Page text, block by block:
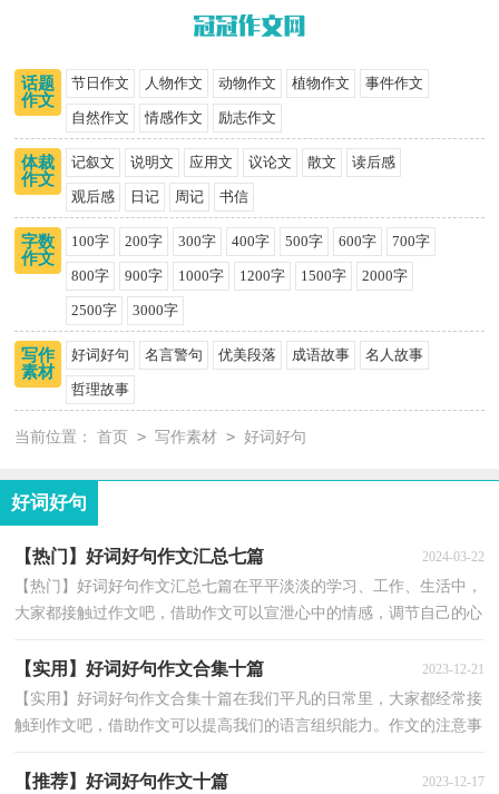
话题
作文
节日作文 人物作文 动物作文 植物作文 事件作文
自然作文 情感作文 励志作文
体裁
作文
记叙文 说明文 应用文 议论文 散文 读后感
观后感 日记 周记 书信
字数
作文
100字 200字 300字 400字 500字 600字 700字
800字 900字 1000字 1200字 1500字 2000字
2500字 3000字
写作
素材
好词好句 名言警句 优美段落 成语故事 名人故事
哲理故事
当前位置： 首页 > 写作素材 > 好词好句
好词好句
【热门】好词好句作文汇总七篇 2024-03-22
【热门】好词好句作文汇总七篇在平平淡淡的学习、工作、生活中，
大家都接触过作文吧，借助作文可以宣泄心中的情感，调节自己的心
【实用】好词好句作文合集十篇 2023-12-21
【实用】好词好句作文合集十篇在我们平凡的日常里，大家都经常接
触到作文吧，借助作文可以提高我们的语言组织能力。作文的注意事
【推荐】好词好句作文十篇 2023-12-17